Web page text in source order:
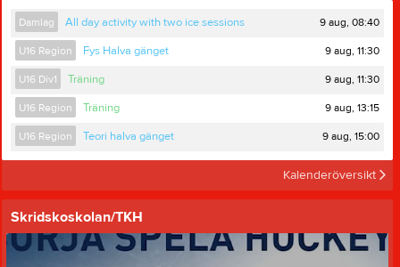
Damlag All day activity with two ice sessions 9 aug, 08:40
U16 Region Fys Halva gänget 9 aug, 11:30
U16 Div1 Träning 9 aug, 11:30
U16 Region Träning 9 aug, 13:15
U16 Region Teori halva gänget 9 aug, 15:00
Kalenderöversikt
Skridskoskolan/TKH